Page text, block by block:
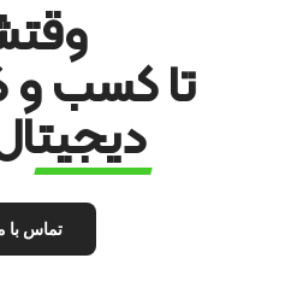
تا کسب و
تماس با